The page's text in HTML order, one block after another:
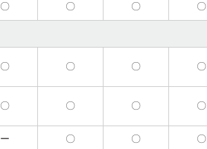
〇 〇 〇 〇
〇 〇 〇 〇
〇 〇 〇 〇
ー 〇 〇 〇